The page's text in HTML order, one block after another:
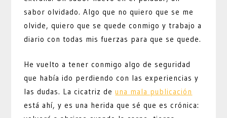
sabor olvidado. Algo que no quiero que se me
olvide, quiero que se quede conmigo y trabajo a
diario con todas mis fuerzas para que se quede.
He vuelto a tener conmigo algo de seguridad
que había ido perdiendo con las experiencias y
las dudas. La cicatriz deuna mala publicación
está ahí, y es una herida que sé que es crónica: